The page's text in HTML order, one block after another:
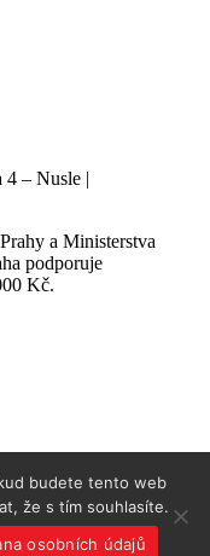
– Nusle |
a Ministerstva
podporuje
Kč.
budete tento web
že s tím souhlasíte.
osobních údajů